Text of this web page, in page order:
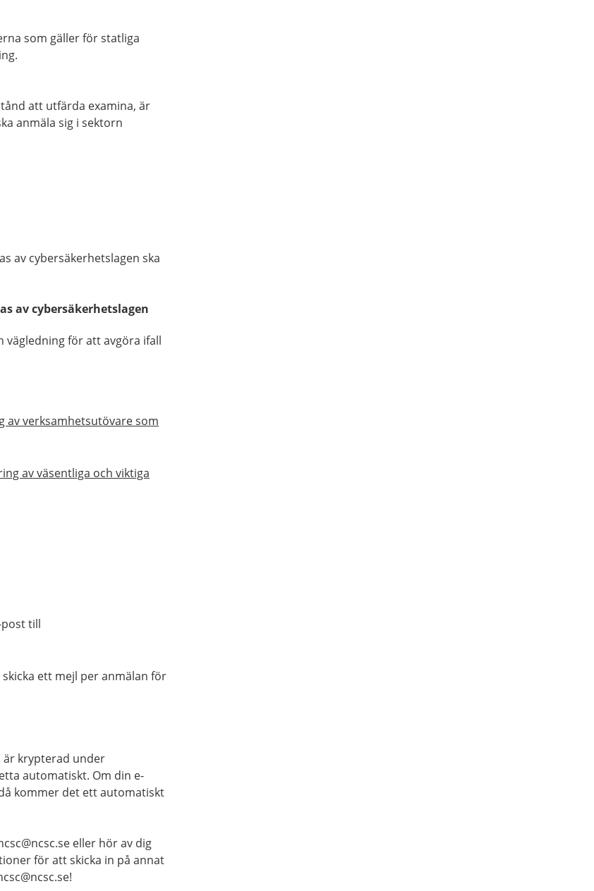
som gäller för statliga
att utfärda examina, är
anmäla sig i sektorn
av cybersäkerhetslagen ska
av cybersäkerhetslagen
vägledning för att avgöra ifall
av verksamhetsutövare som
av väsentliga och viktiga
till
ett mejl per anmälan för
är krypterad under
automatiskt. Om din e-
kommer det ett automatiskt
eller hör av dig
för att skicka in på annat